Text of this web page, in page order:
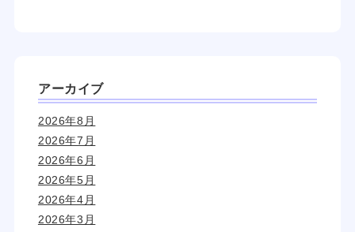
アーカイブ
2026年8月
2026年7月
2026年6月
2026年5月
2026年4月
2026年3月